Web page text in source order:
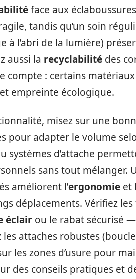
face aux
tandis qu’un soin
à l’abri de la lumière)
aussi la recyclabilité des
compte : certains
empreinte écologique.
misez sur une
pour adapter le volume
systèmes d’attache
sans tout mélanger.
améliorent l’ergonomie et
déplacements. Vérifiez
éclair ou le rabat sécurisé
attaches robustes
les zones d’usure pour
des conseils pratiques et